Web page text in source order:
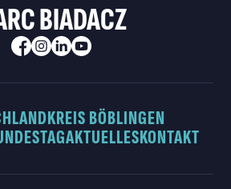
BIADACZ
LANDKREIS BÖBLINGEN
AKTUELLESKONTAKT